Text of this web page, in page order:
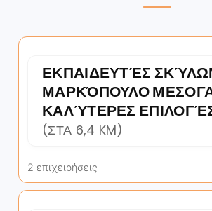
ΕΚΠΑΙΔΕΥΤΈΣ
ΜΑΡΚΌΠΟΥΛΟ
ΚΑΛΎΤΕΡΕΣ
(ΣΤΑ 6,4 KM)
2 επιχειρήσεις